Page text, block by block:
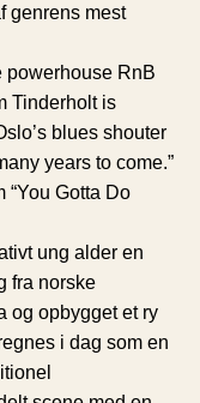
genrens mest
powerhouse RnB
Tinderholt is
blues shouter
years to come.”
“You Gotta Do
ung alder en
fra norske
og opbygget et ry
i dag som en